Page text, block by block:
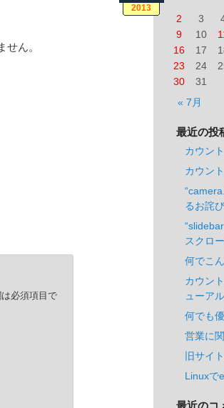
2013
ん。
必須項目で
2
3
9
10
16
17
23
24
30
31
« 7月
最近の投
カウン
カウン
るお詫び
スクロ
何でこ
カウン
ューアル
何でも
営業に
旧サイ
Linuxで
最近のコ